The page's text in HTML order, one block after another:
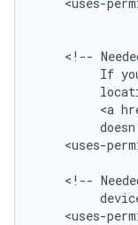
<!--
If
<a
<uses-
<!--
<uses-